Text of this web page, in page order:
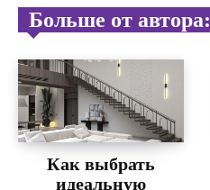
Больше от автора:
Как выбрать
идеальную